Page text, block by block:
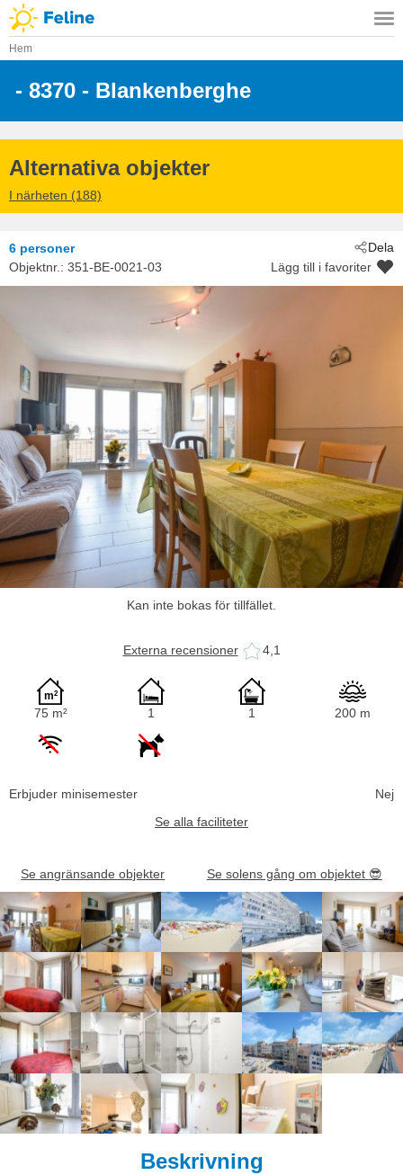
Hem
- 8370 - Blankenberghe
Alternativa objekter
I närheten (188)
Dela
6 personer
Objektnr.: 351-BE-0021-03 Lägg till i favoriter
Kan inte bokas för tillfället.
Externa recensioner 4,1
75 m² 1 1 200 m
Erbjuder minisemester
Nej
Se alla faciliteter
Se angränsande objekter Se solens gång om objektet 😎
Beskrivning